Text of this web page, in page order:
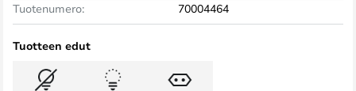
Tuotenumero:
70004464
Tuotteen edut